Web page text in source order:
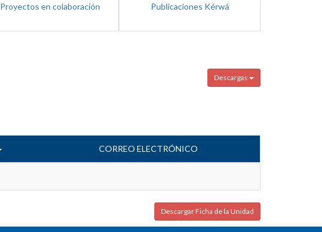
Proyectos en colaboración Publicaciones Kérwá
Descargas
CORREO ELECTRÓNICO
Descargar Ficha de la Unidad